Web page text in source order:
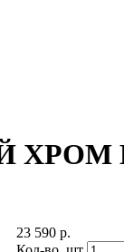
ХРОМ
23 590 р.